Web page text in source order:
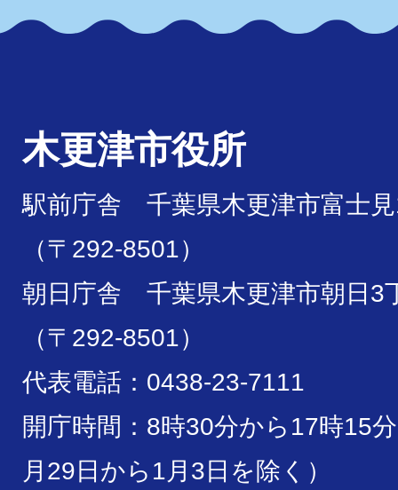
木更津市役所
駅前庁舎 千葉県木更津市富士
（〒292-8501）
朝日庁舎 千葉県木更津市朝日3
（〒292-8501）
代表電話：0438-23-7111
開庁時間：8時30分から17時15
月29日から1月3日を除く）